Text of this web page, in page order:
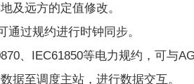
及远方的定值修改。
通过规约进行时钟同步。
、IEC61850等电力规约，可与
据至调度主站，进行数据交互。